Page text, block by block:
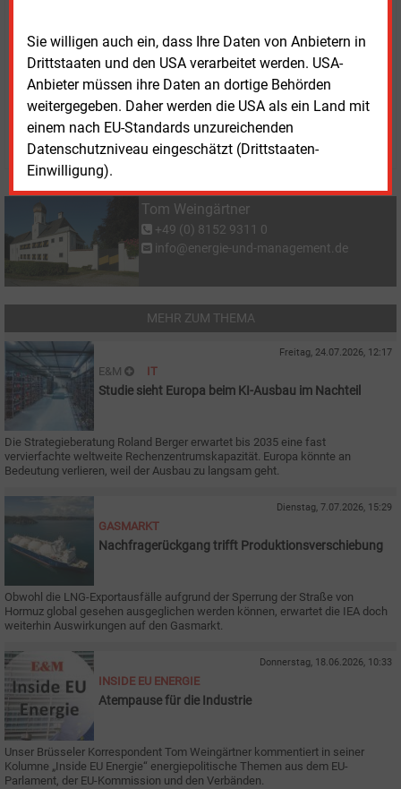
Sie willigen auch ein, dass Ihre Daten von Anbietern in
Drittstaaten und den USA verarbeitet werden. USA-
Anbieter müssen ihre Daten an dortige Behörden
weitergegeben. Daher werden die USA als ein Land mit
einem nach EU-Standards unzureichenden
Datenschutzniveau eingeschätzt (Drittstaaten-
Einwilligung).
Wärmepumpen, Elektroautos und andere Geräte.
Donnerstag, 28.05.2026, 16:31 Uhr
Tom Weing�rtner
© 2026 Energie & Management GmbH
Tom Weingärtner
+49 (0) 8152 9311 0
info@energie-und-management.de
MEHR ZUM THEMA
Freitag, 24.07.2026, 12:17
E&M IT
Studie sieht Europa beim KI-Ausbau im Nachteil
Die Strategieberatung Roland Berger erwartet bis 2035 eine fast
vervierfachte weltweite Rechenzentrumskapazität. Europa könnte an
Bedeutung verlieren, weil der Ausbau zu langsam geht.
Dienstag, 7.07.2026, 15:29
GASMARKT
Nachfragerückgang trifft Produktionsverschiebung
Obwohl die LNG-Exportausfälle aufgrund der Sperrung der Straße von
Hormuz global gesehen ausgeglichen werden können, erwartet die IEA doch
weiterhin Auswirkungen auf den Gasmarkt.
Donnerstag, 18.06.2026, 10:33
INSIDE EU ENERGIE
Atempause für die Industrie
Unser Brüsseler Korrespondent Tom Weingärtner kommentiert in seiner
Kolumne „Inside EU Energie“ energiepolitische Themen aus dem EU-
Parlament, der EU-Kommission und den Verbänden.